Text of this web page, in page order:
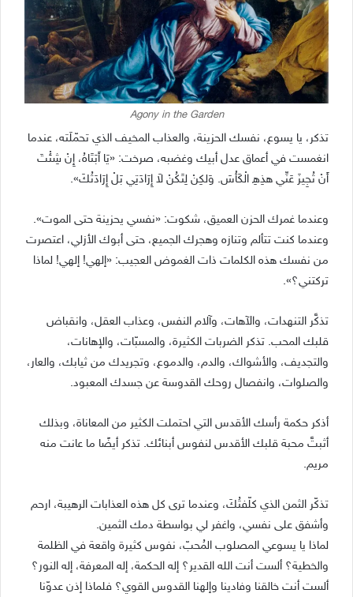
Agony in the Garden
تذكر، يا يسوع، نفسك الحزينة، والعذاب المخيف الذي تحمّلَته، عندما
انغمست في أعماق عدل أبيك وغضبه، صرخت: «يَا أَبَتَاهُ، إِنْ شِئْتَ
أَنْ تُجِيزَ عَنِّي هذِهِ الْكَأْسَ. وَلكِنْ لِتَكُنْ لاَ إِرَادَتِي بَلْ إِرَادَتُكَ».
وعندما غمرك الحزن العميق، شكوت: «نفسي يحزينة حتى الموت».
وعندما كنت تتألم وتنازه وهجرك الجميع، حتى أبوك الأزلي، اعتصرت
من نفسك هذه الكلمات ذات الغموض العجيب: «إلهي! إلهي! لماذا
تركتني؟».
تذكَّر التنهدات، والآهات، وآلام النفس، وعذاب العقل، وانقباض
قلبك المحب. تذكر الضربات الكثيرة، والمسبّات، والإهانات،
والتجديف، والأشواك، والدم، والدموع، وتجريدك من ثيابك، والعار،
والصلوات، وانفصال روحك القدوسة عن جسدك المعبود.
أذكر حكمة رأسك الأقدس التي احتملت الكثير من المعاناة، وبذلك
أثبتَّ محبة قلبك الأقدس لنفوس أبنائك. تذكر أيضًا ما عانت منه
مريم.
تذكّر الثمن الذي كلّفتُكَ، وعندما ترى كل هذه العذابات الرهيبة، ارحم
وأشفق على نفسي، واغفر لي بواسطة دمك الثمين.
لماذا يا يسوعي المصلوب المُحبّ، نفوس كثيرة واقعة في الظلمة
والخطية؟ ألست أنت الله القدير؟ إله الحكمة، إله المعرفة، إله النور؟
ألست أنت خالقنا وفادينا وإلهنا القدوس القوي؟ فلماذا إذن عدوّنا